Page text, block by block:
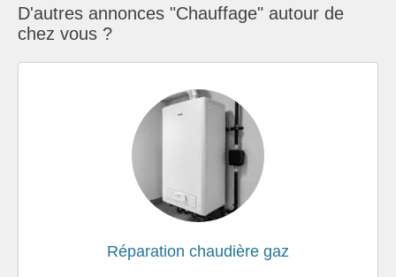
D'autres annonces "Chauffage" autour de
chez vous ?
Réparation chaudière gaz